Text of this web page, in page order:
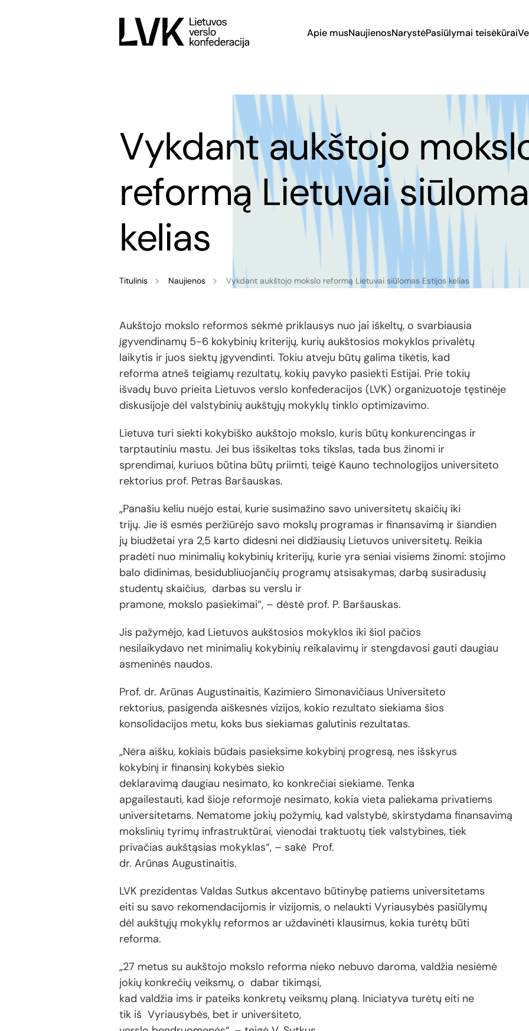
Apie musNaujienosNarystėPasiūlymai teisėkūrai
Vykdant aukštojo
reformą Lietuvai
kelias
Titulinis Naujienos Vykdant aukštojo mokslo reformą Lietuvai siūlomas Estijos kelias
Aukštojo mokslo reformos sėkmė priklausys nuo jai iškeltų, o svarbiausia
įgyvendinamų 5-6 kokybinių kriterijų, kurių aukštosios mokyklos privalėtų
laikytis ir juos siektų įgyvendinti. Tokiu atveju būtų galima tikėtis, kad
reforma atneš teigiamų rezultatų, kokių pavyko pasiekti Estijai. Prie tokių
išvadų buvo prieita Lietuvos verslo konfederacijos (LVK) organizuotoje tęstinėje
diskusijoje dėl valstybinių aukštųjų mokyklų tinklo optimizavimo.
Lietuva turi siekti kokybiško aukštojo mokslo, kuris būtų konkurencingas ir
tarptautiniu mastu. Jei bus išsikeltas toks tikslas, tada bus žinomi ir
sprendimai, kuriuos būtina būtų priimti, teigė Kauno technologijos universiteto
rektorius prof. Petras Baršauskas.
„Panašiu keliu nuėjo estai, kurie susimažino savo universitetų skaičių iki
trijų. Jie iš esmės peržiūrėjo savo mokslų programas ir finansavimą ir šiandien
jų biudžetai yra 2,5 karto didesni nei didžiausių Lietuvos universitetų. Reikia
pradėti nuo minimalių kokybinių kriterijų, kurie yra seniai visiems žinomi: stojimo
balo didinimas, besidubliuojančių programų atsisakymas, darbą susiradusių
studentų skaičius, darbas su verslu ir
pramone, mokslo pasiekimai“, – dėstė prof. P. Baršauskas.
Jis pažymėjo, kad Lietuvos aukštosios mokyklos iki šiol pačios
nesilaikydavo net minimalių kokybinių reikalavimų ir stengdavosi gauti daugiau
asmeninės naudos.
Prof. dr. Arūnas Augustinaitis, Kazimiero Simonavičiaus Universiteto
rektorius, pasigenda aiškesnės vizijos, kokio rezultato siekiama šios
konsolidacijos metu, koks bus siekiamas galutinis rezultatas.
„Nėra aišku, kokiais būdais pasieksime kokybinį progresą, nes išskyrus
kokybinį ir finansinį kokybės siekio
deklaravimą daugiau nesimato, ko konkrečiai siekiame. Tenka
apgailestauti, kad šioje reformoje nesimato, kokia vieta paliekama privatiems
universitetams. Nematome jokių požymių, kad valstybė, skirstydama finansavimą
mokslinių tyrimų infrastruktūrai, vienodai traktuotų tiek valstybines, tiek
privačias aukštąsias mokyklas“, – sakė Prof.
dr. Arūnas Augustinaitis.
LVK prezidentas Valdas Sutkus akcentavo būtinybę patiems universitetams
eiti su savo rekomendacijomis ir vizijomis, o nelaukti Vyriausybės pasiūlymų
dėl aukštųjų mokyklų reformos ar uždavinėti klausimus, kokia turėtų būti
reforma.
„27 metus su aukštojo mokslo reforma nieko nebuvo daroma, valdžia nesiėmė
jokių konkrečių veiksmų, o dabar tikimąsi,
kad valdžia ims ir pateiks konkretų veiksmų planą. Iniciatyva turėtų eiti ne
tik iš Vyriausybės, bet ir universiteto,